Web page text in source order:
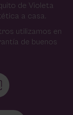
de Violeta
a casa.
utilizamos en
de buenos